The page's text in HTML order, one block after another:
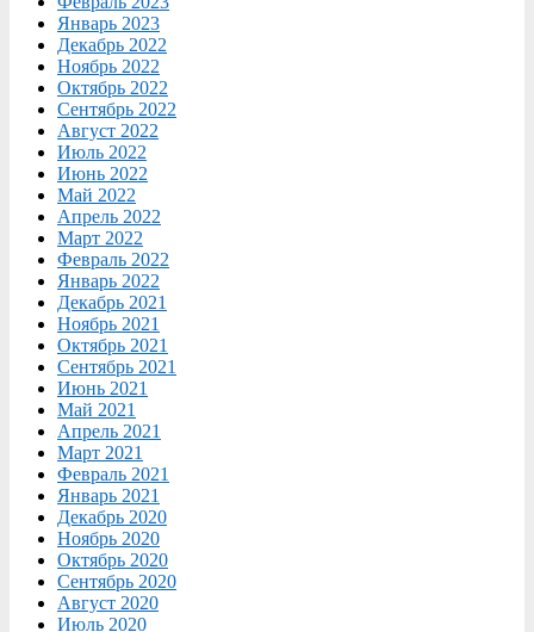
Январь 2023
Декабрь 2022
Ноябрь 2022
Октябрь 2022
Сентябрь 2022
Август 2022
Июль 2022
Июнь 2022
Май 2022
Апрель 2022
Март 2022
Февраль 2022
Январь 2022
Декабрь 2021
Ноябрь 2021
Октябрь 2021
Сентябрь 2021
Июнь 2021
Май 2021
Апрель 2021
Март 2021
Февраль 2021
Январь 2021
Декабрь 2020
Ноябрь 2020
Октябрь 2020
Сентябрь 2020
Август 2020
Июль 2020